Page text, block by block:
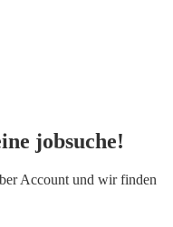
jobsuche!
Account und wir finden